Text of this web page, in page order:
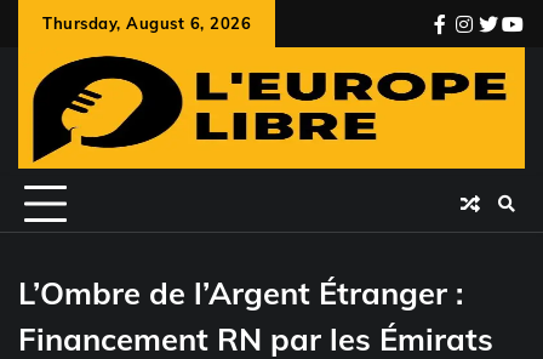
content
Thursday, August 6, 2026
facebook
L’Ombre de l’Argent Étranger :
Financement RN par les Émirats